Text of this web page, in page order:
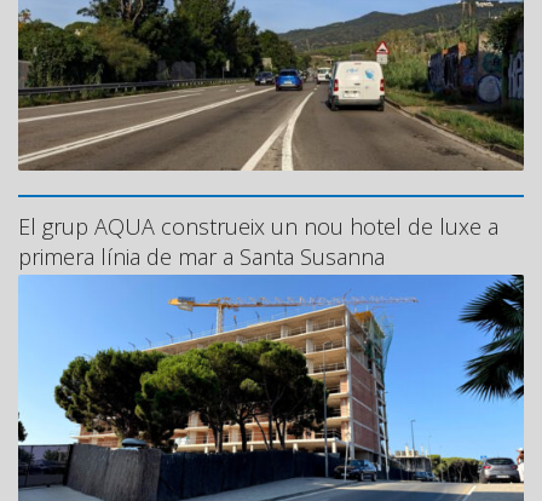
El grup AQUA construeix un nou hotel de luxe a
primera línia de mar a Santa Susanna